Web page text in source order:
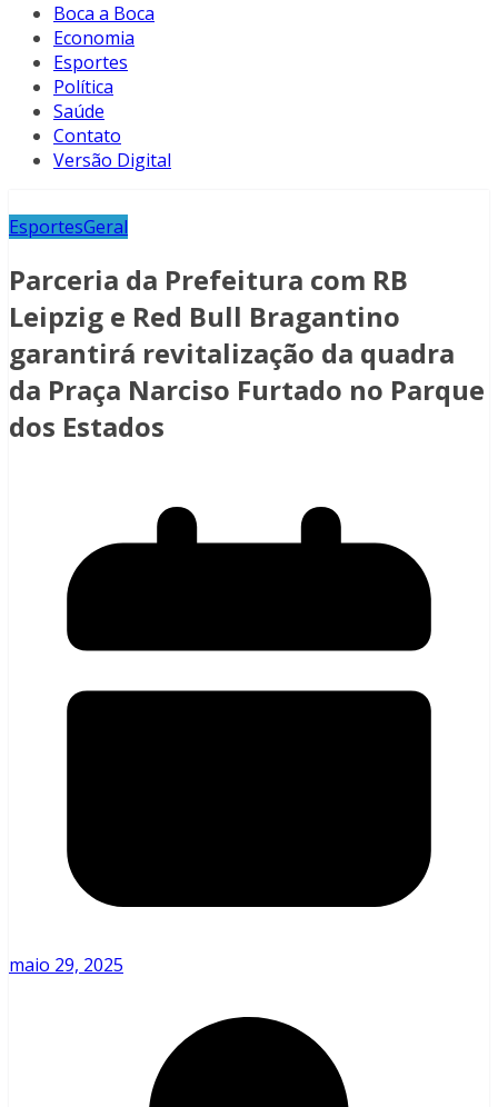
Boca a Boca
Economia
Esportes
Política
Saúde
Contato
Versão Digital
EsportesGeral
Parceria da Prefeitura com RB
Leipzig e Red Bull Bragantino
garantirá revitalização da quadra
da Praça Narciso Furtado no Parque
dos Estados
maio 29, 2025